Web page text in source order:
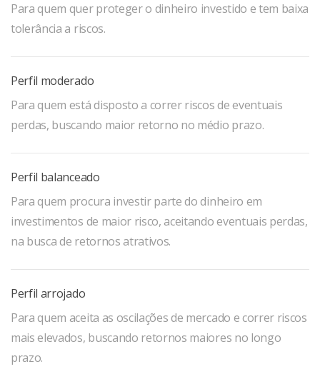
Para quem quer proteger o dinheiro investido e tem baixa
tolerância a riscos.
Perfil moderado
Para quem está disposto a correr riscos de eventuais
perdas, buscando maior retorno no médio prazo.
Perfil balanceado
Para quem procura investir parte do dinheiro em
investimentos de maior risco, aceitando eventuais perdas,
na busca de retornos atrativos.
Perfil arrojado
Para quem aceita as oscilações de mercado e correr riscos
mais elevados, buscando retornos maiores no longo
prazo.